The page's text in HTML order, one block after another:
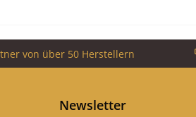
von über 50 Herstellern
Newsletter